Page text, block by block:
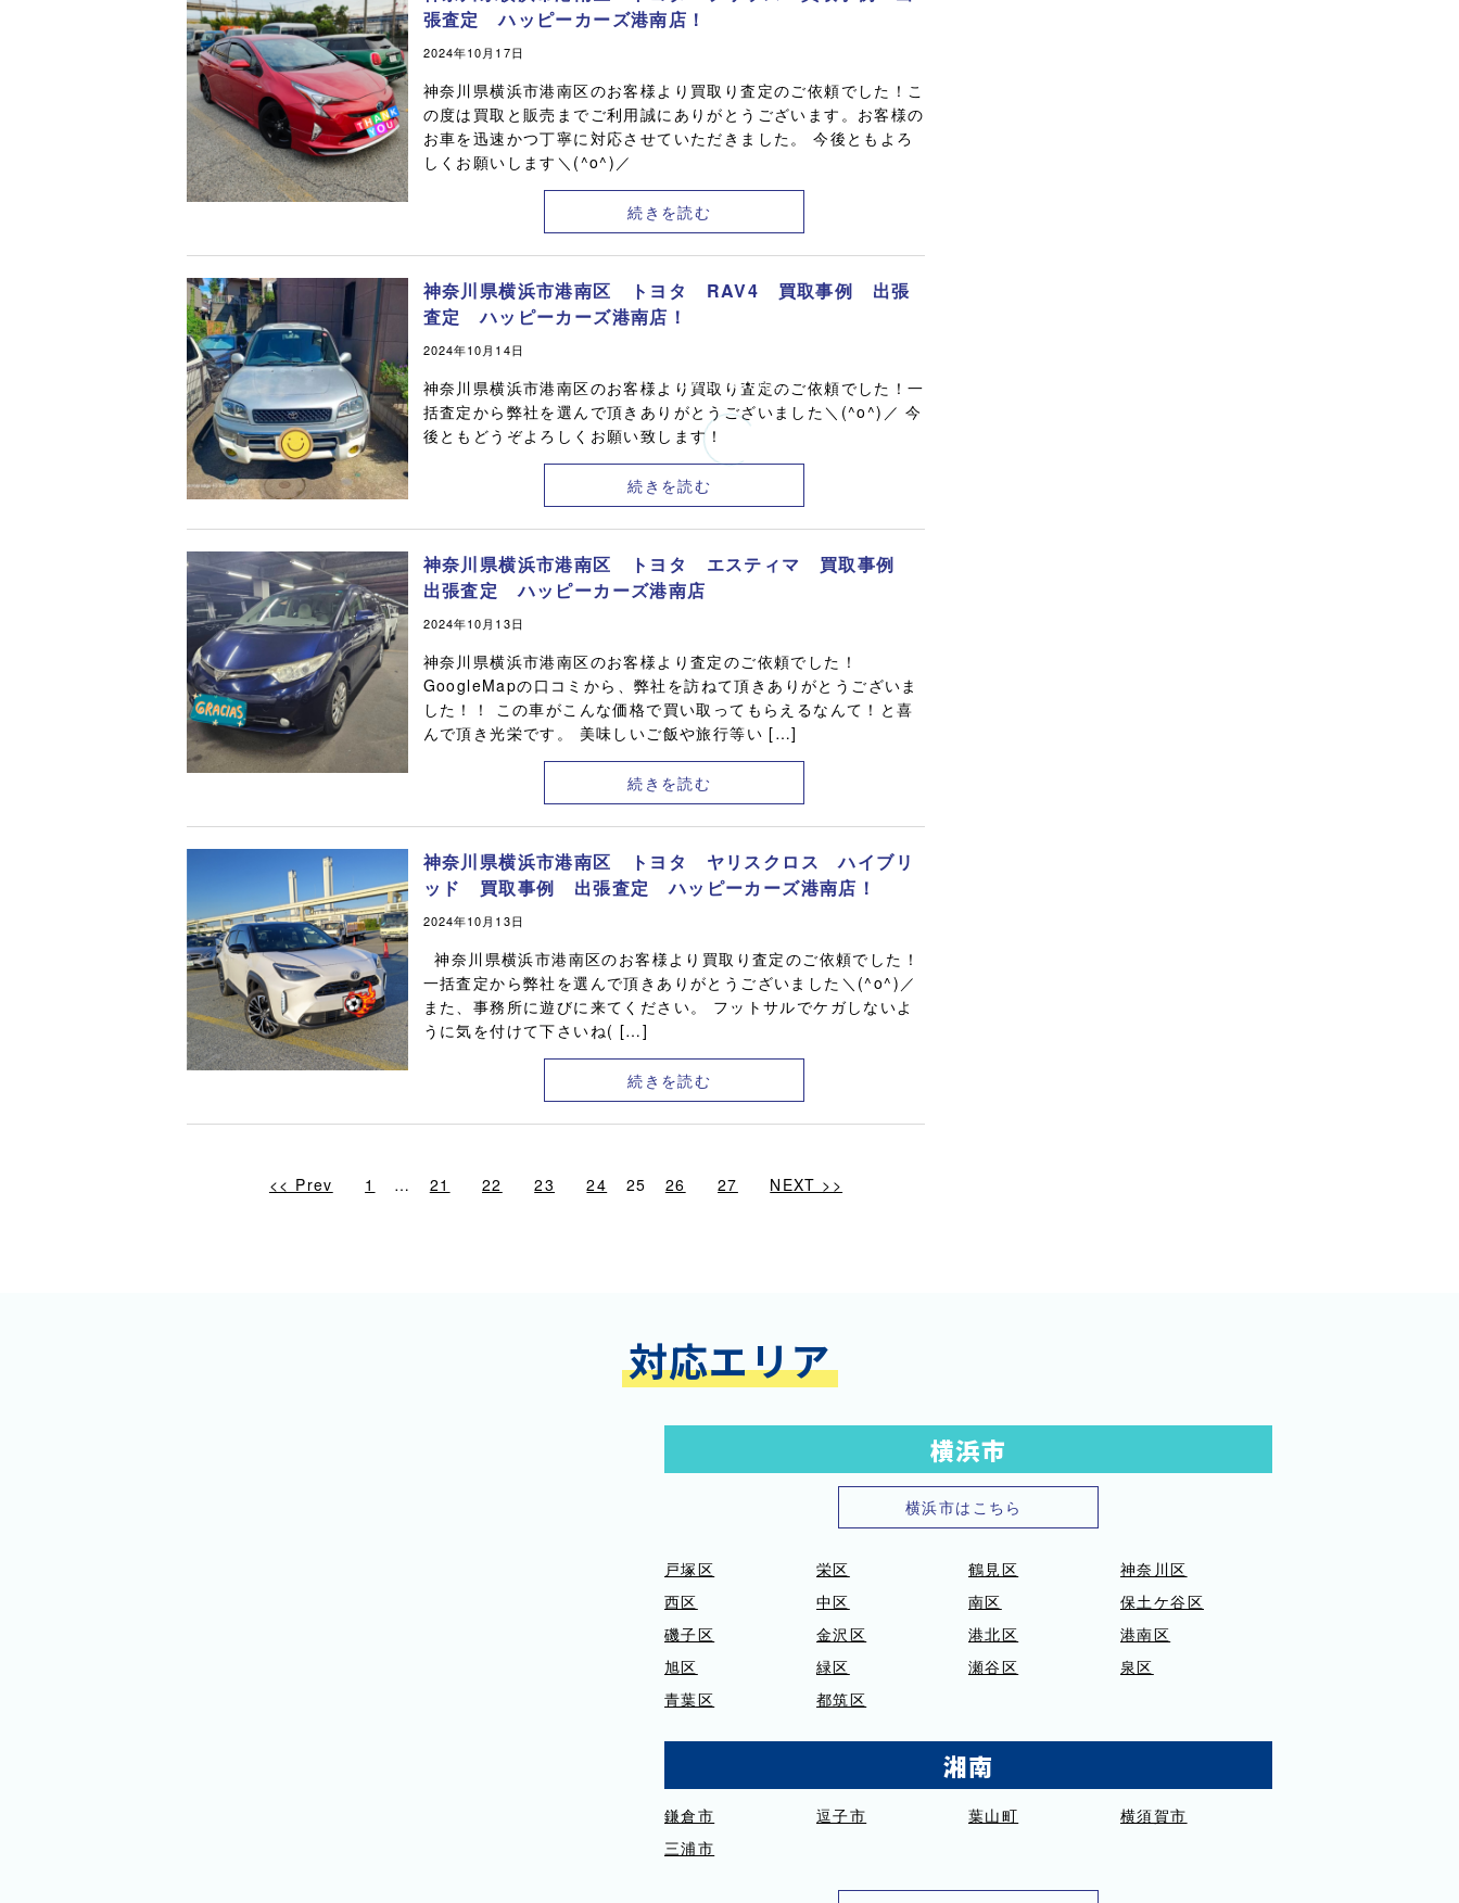
Now Loading...
張査定 ハッピーカーズ港南店！
2024年10月17日
神奈川県横浜市港南区のお客様より買取り査定のご依頼でした！こ
の度は買取と販売までご利用誠にありがとうございます。お客様の
お車を迅速かつ丁寧に対応させていただきました。 今後ともよろ
しくお願いします＼(^o^)／
続きを読む
神奈川県横浜市港南区 トヨタ RAV4 買取事例 出張
査定 ハッピーカーズ港南店！
2024年10月14日
神奈川県横浜市港南区のお客様より買取り査定のご依頼でした！一
括査定から弊社を選んで頂きありがとうございました＼(^o^)／ 今
後ともどうぞよろしくお願い致します！
続きを読む
神奈川県横浜市港南区 トヨタ エスティマ 買取事例
出張査定 ハッピーカーズ港南店
2024年10月13日
神奈川県横浜市港南区のお客様より査定のご依頼でした！
GoogleMapの口コミから、弊社を訪ねて頂きありがとうございま
した！！ この車がこんな価格で買い取ってもらえるなんて！と喜
んで頂き光栄です。 美味しいご飯や旅行等い […]
続きを読む
神奈川県横浜市港南区 トヨタ ヤリスクロス ハイブリ
ッド 買取事例 出張査定 ハッピーカーズ港南店！
2024年10月13日
神奈川県横浜市港南区のお客様より買取り査定のご依頼でした！
一括査定から弊社を選んで頂きありがとうございました＼(^o^)／
また、事務所に遊びに来てください。 フットサルでケガしないよ
うに気を付けて下さいね( […]
続きを読む
<< Prev 1 … 21 22 23 24 25 26 27 NEXT >>
対応エリア
横浜市
横浜市はこちら
戸塚区 栄区 鶴見区
神奈川区
西区
中区 南区
保土ケ谷区
磯子区
金沢区 港北区
港南区
旭区
緑区 瀬谷区
泉区
青葉区
都筑区
湘南
鎌倉市 逗子市 葉山町
横須賀市
三浦市